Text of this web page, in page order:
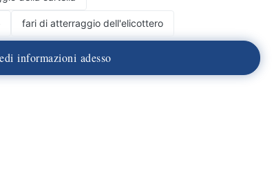
fari di atterraggio dell'elicottero
edi informazioni adesso